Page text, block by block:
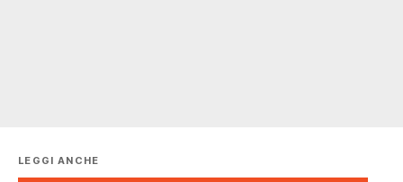
LEGGI ANCHE